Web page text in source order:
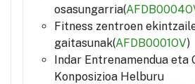
osasungarria(
Fitness zentroen
gaitasunak(AFDB0001OV)
Indar Entrenamendua eta
Konposizioa Helburu